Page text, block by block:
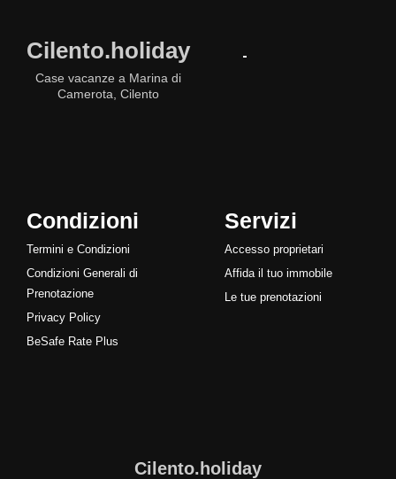
Cilento.holiday
Case vacanze a Marina di
Camerota, Cilento
Condizioni
Termini e Condizioni
Condizioni Generali di
Prenotazione
Privacy Policy
BeSafe Rate Plus
Servizi
Accesso proprietari
Affida il tuo immobile
Le tue prenotazioni
Cilento.holiday